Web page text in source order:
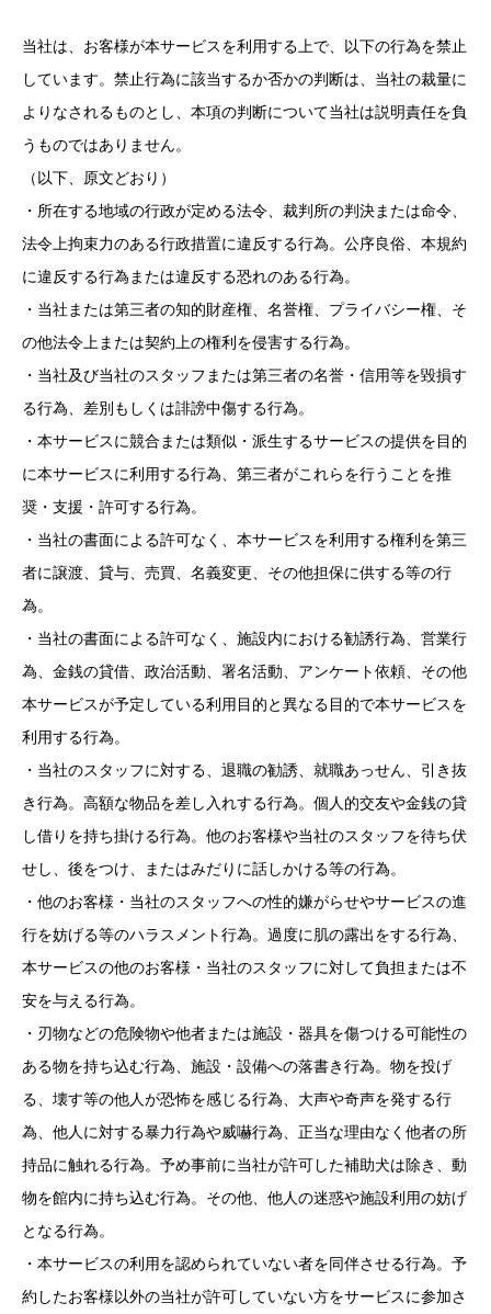
当社は、お客様が本サービスを利用する上で、以下の行為を禁止
しています。禁止行為に該当するか否かの判断は、当社の裁量に
よりなされるものとし、本項の判断について当社は説明責任を負
うものではありません。
（以下、原文どおり）
・所在する地域の行政が定める法令、裁判所の判決または命令、
法令上拘束力のある行政措置に違反する行為。公序良俗、本規約
に違反する行為または違反する恐れのある行為。
・当社または第三者の知的財産権、名誉権、プライバシー権、そ
の他法令上または契約上の権利を侵害する行為。
・当社及び当社のスタッフまたは第三者の名誉・信用等を毀損す
る行為、差別もしくは誹謗中傷する行為。
・本サービスに競合または類似・派生するサービスの提供を目的
に本サービスに利用する行為、第三者がこれらを行うことを推
奨・支援・許可する行為。
・当社の書面による許可なく、本サービスを利用する権利を第三
者に譲渡、貸与、売買、名義変更、その他担保に供する等の行
為。
・当社の書面による許可なく、施設内における勧誘行為、営業行
為、金銭の貸借、政治活動、署名活動、アンケート依頼、その他
本サービスが予定している利用目的と異なる目的で本サービスを
利用する行為。
・当社のスタッフに対する、退職の勧誘、就職あっせん、引き抜
き行為。高額な物品を差し入れする行為。個人的交友や金銭の貸
し借りを持ち掛ける行為。他のお客様や当社のスタッフを待ち伏
せし、後をつけ、またはみだりに話しかける等の行為。
・他のお客様・当社のスタッフへの性的嫌がらせやサービスの進
行を妨げる等のハラスメント行為。過度に肌の露出をする行為、
本サービスの他のお客様・当社のスタッフに対して負担または不
安を与える行為。
・刃物などの危険物や他者または施設・器具を傷つける可能性の
ある物を持ち込む行為、施設・設備への落書き行為。物を投げ
る、壊す等の他人が恐怖を感じる行為、大声や奇声を発する行
為、他人に対する暴力行為や威嚇行為、正当な理由なく他者の所
持品に触れる行為。予め事前に当社が許可した補助犬は除き、動
物を館内に持ち込む行為。その他、他人の迷惑や施設利用の妨げ
となる行為。
・本サービスの利用を認められていない者を同伴させる行為。予
約したお客様以外の当社が許可していない方をサービスに参加さ